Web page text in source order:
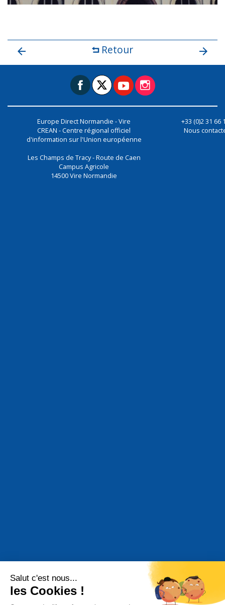
Retour
Europe Direct Normandie - Vire
CREAN - Centre régional officiel
d'information sur l'Union européenne
Les Champs de Tracy - Route de Caen
Campus Agricole
14500Vire Normandie
+33 (0)2 31 66
Nous